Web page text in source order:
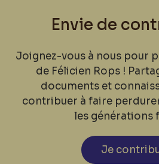
Envie de
Joignez-vous à nous pour
de Félicien Rops !
documents et
contribuer à faire
les générations
Je